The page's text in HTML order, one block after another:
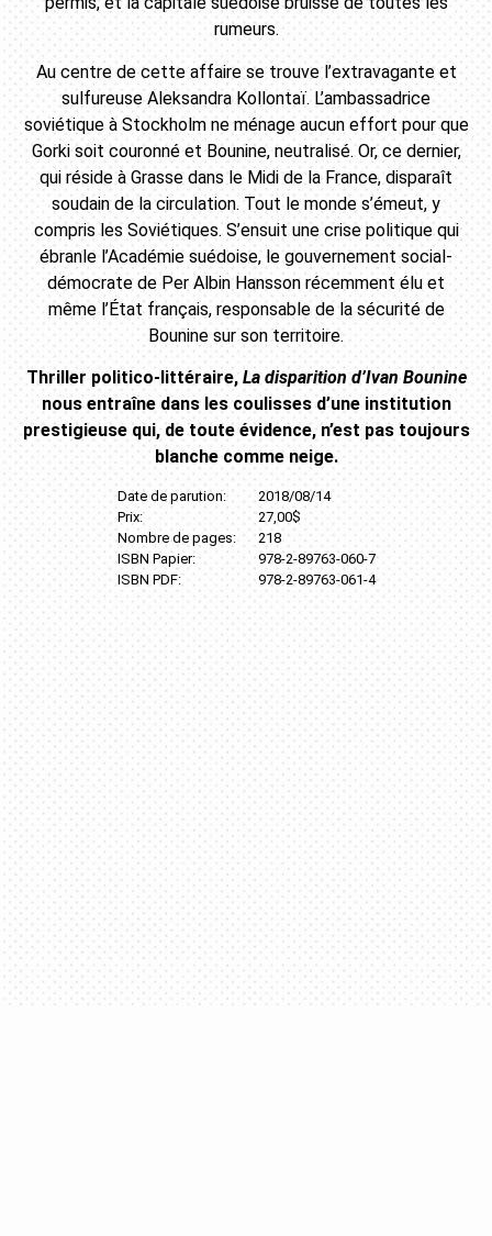
rumeurs.
Au centre de cette affaire se trouve l’extravagante et
sulfureuse Aleksandra Kollontaï. L’ambassadrice
soviétique à Stockholm ne ménage aucun effort pour que
Gorki soit couronné et Bounine, neutralisé. Or, ce dernier,
qui réside à Grasse dans le Midi de la France, disparaît
soudain de la circulation. Tout le monde s’émeut, y
compris les Soviétiques. S’ensuit une crise politique qui
ébranle l’Académie suédoise, le gouvernement social-
démocrate de Per Albin Hansson récemment élu et
même l’État français, responsable de la sécurité de
Bounine sur son territoire.
Thriller politico-littéraire, La disparition d’Ivan Bounine
nous entraîne dans les coulisses d’une institution
prestigieuse qui, de toute évidence, n’est pas toujours
blanche comme neige.
Date de parution:
Prix:
Nombre de pages:
ISBN Papier:
ISBN PDF:
2018/08/14
27,00$
218
978-2-89763-060-7
978-2-89763-061-4